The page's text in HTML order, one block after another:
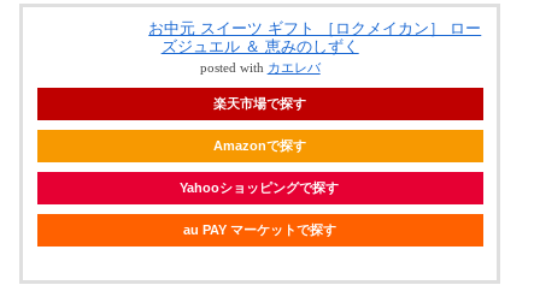
お中元 スイーツ ギフト ［ロクメイカン］ ロー
ズジュエル ＆ 恵みのしずく
posted with カエレバ
楽天市場で探す
Amazonで探す
Yahooショッピングで探す
au PAY マーケットで探す